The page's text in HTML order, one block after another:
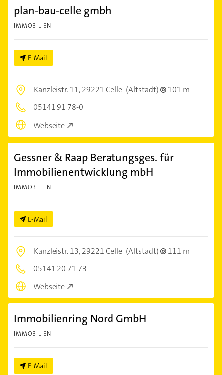
plan-bau-celle gmbh
IMMOBILIEN
E-Mail
Kanzleistr. 11,29221 Celle (Altstadt)
101 m
05141 91 78-0
Webseite
Gessner & Raap Beratungsges. für
Immobilienentwicklung mbH
IMMOBILIEN
E-Mail
Kanzleistr. 13,29221 Celle (Altstadt)
111 m
05141 20 71 73
Webseite
Immobilienring Nord GmbH
IMMOBILIEN
E-Mail